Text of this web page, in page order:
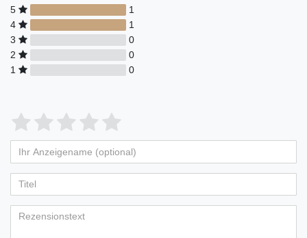
5
1
4
1
3
0
2
0
1
0
Bewertungssterne
von
5
Bewertungssternen
4
von
5
Bewertungssternen
3
von
5
Bewertungssternen
2
von
5
Bewertungssternen
1
von
5
Bewertungssternen
Anzeigename
(optional)